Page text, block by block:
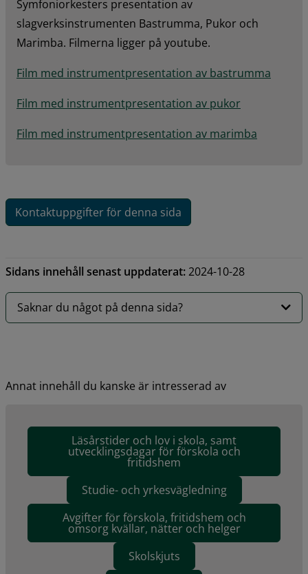
Symfoniorkesters presentation av
slagverksinstrumenten Bastrumma, Pukor och
Marimba. Filmerna ligger på youtube.
Film med instrumentpresentation av bastrumma
Film med instrumentpresentation av pukor
Film med instrumentpresentation av marimba
Kontaktuppgifter för denna sida
Sidans innehåll senast uppdaterat:2024-10-28
Saknar du något på denna sida?
Annat innehåll du kanske är intresserad av
Läsårstider och lov i skola, samt
utvecklingsdagar för förskola och
fritidshem
Studie- och yrkesvägledning
Avgifter för förskola, fritidshem och
omsorg kvällar, nätter och helger
Skolskjuts